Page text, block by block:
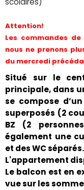
Attention!
Les commandes
nous ne prenons
du mercredi
Situé sur le
principale, dans
se compose
superposés (2
BZ (2
également une
et des WC séparés.
L'appartement
Le balcon est en
vue sur les